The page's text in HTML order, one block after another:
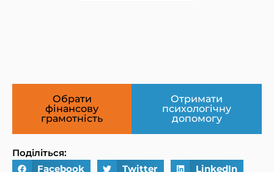
Обрати
фінансову
грамотність
Отримати
психологічну
допомогу
Поділіться:
Facebook
Twitter LinkedIn